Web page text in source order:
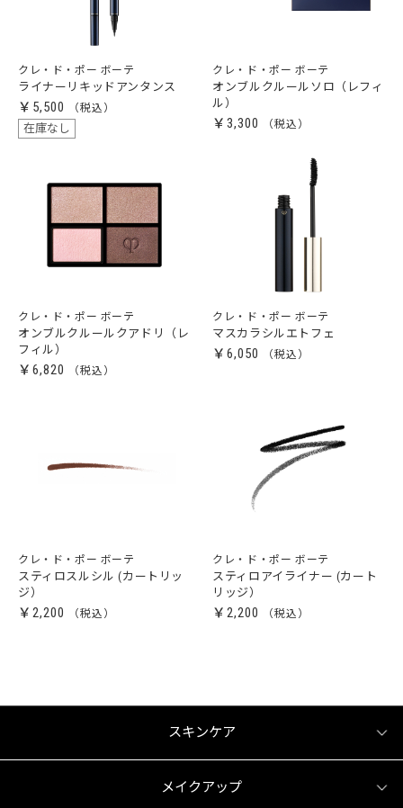
クレ・ド・ポー ボーテ
ライナーリキッドアンタンス
￥5,500
在庫なし
クレ・ド・ポー ボーテ
オンブルクルールソロ（レフィ
ル）
￥3,300
クレ・ド・ポー ボーテ
オンブルクルールクアドリ（レ
フィル）
￥6,820
クレ・ド・ポー ボーテ
マスカラシルエトフェ
￥6,050
クレ・ド・ポー ボーテ
スティロスルシル (カートリッ
ジ）
￥2,200
クレ・ド・ポー ボーテ
スティロアイライナー (カート
リッジ）
￥2,200
スキンケア
メイクアップ